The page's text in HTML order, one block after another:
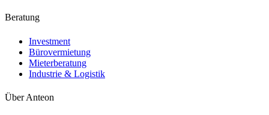
Beratung
Investment
Bürovermietung
Mieterberatung
Industrie & Logistik
Über Anteon